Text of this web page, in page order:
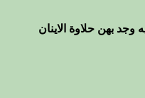
بهن حلاوة الاينان